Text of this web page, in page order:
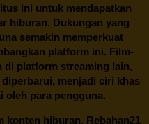
ini untuk mendapatkan
hiburan. Dukungan yang
semakin memperkuat
platform ini. Film-
di platform streaming lain,
menjadi ciri khas
oleh para pengguna.
konten hiburan, Rebahan21